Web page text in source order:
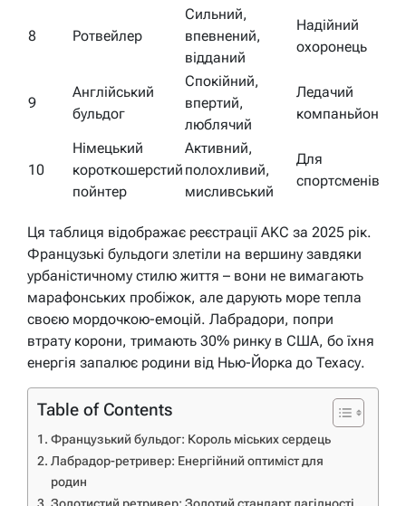
8 Ротвейлер
Сильний,
впевнений,
відданий
Надійний
охоронець
9
Англійський
бульдог
Спокійний,
впертий,
люблячий
Ледачий
компаньйон
10
Німецький
короткошерстий
пойнтер
Активний,
полохливий,
мисливський
Для
спортсменів
Ця таблиця відображає реєстрації AKC за 2025 рік.
Французькі бульдоги злетіли на вершину завдяки
урбаністичному стилю життя – вони не вимагають
марафонських пробіжок, але дарують море тепла
своєю мордочкою-емоцій. Лабрадори, попри
втрату корони, тримають 30% ринку в США, бо їхня
енергія запалює родини від Нью-Йорка до Техасу.
Table of Contents
Французький бульдог: Король міських сердець
Лабрадор-ретривер: Енергійний оптиміст для
родин